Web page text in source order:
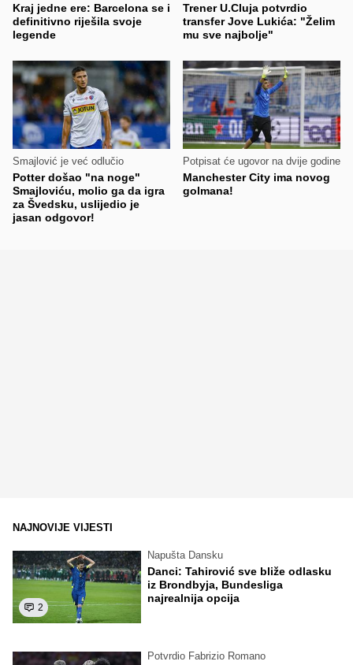
Kraj jedne ere: Barcelona se i
definitivno riješila svoje
legende
Trener U.Cluja potvrdio
transfer Jove Lukića: "Želim
mu sve najbolje"
Smajlović je već odlučio
Potter došao "na noge"
Smajloviću, molio ga da igra
za Švedsku, uslijedio je
jasan odgovor!
Potpisat će ugovor na dvije godine
Manchester City ima novog
golmana!
NAJNOVIJE VIJESTI
2
Napušta Dansku
Danci: Tahirović sve bliže odlasku
iz Brondbyja, Bundesliga
najrealnija opcija
Potvrdio Fabrizio Romano